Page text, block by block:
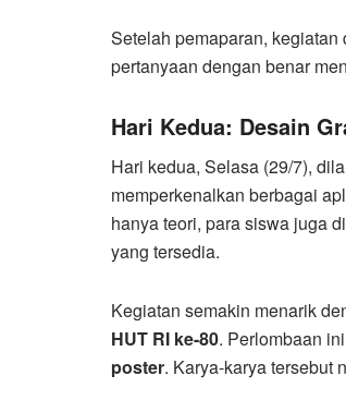
Setelah pemaparan,
pertanyaan dengan benar
Hari Kedua: Desain
Hari kedua, Selasa (29/7),
memperkenalkan berbagai
hanya teori, para siswa juga
yang tersedia.
Kegiatan semakin menarik
HUT RI ke-80. Perlombaan
poster. Karya-karya tersebut